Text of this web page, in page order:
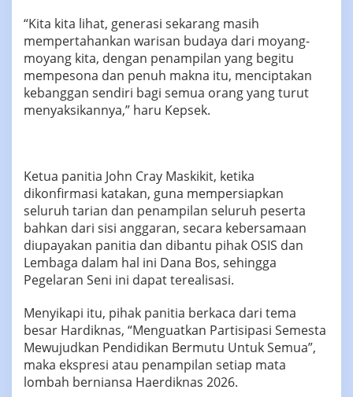
“Kita kita lihat, generasi sekarang masih
mempertahankan warisan budaya dari moyang-
moyang kita, dengan penampilan yang begitu
mempesona dan penuh makna itu, menciptakan
kebanggan sendiri bagi semua orang yang turut
menyaksikannya,” haru Kepsek.
Ketua panitia John Cray Maskikit, ketika
dikonfirmasi katakan, guna mempersiapkan
seluruh tarian dan penampilan seluruh peserta
bahkan dari sisi anggaran, secara kebersamaan
diupayakan panitia dan dibantu pihak OSIS dan
Lembaga dalam hal ini Dana Bos, sehingga
Pegelaran Seni ini dapat terealisasi.
Menyikapi itu, pihak panitia berkaca dari tema
besar Hardiknas, “Menguatkan Partisipasi Semesta
Mewujudkan Pendidikan Bermutu Untuk Semua”,
maka ekspresi atau penampilan setiap mata
lombah berniansa Haerdiknas 2026.